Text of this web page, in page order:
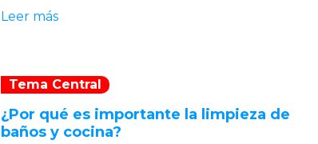
Leer más
Tema Central
¿Por qué es importante la limpieza de
baños y cocina?